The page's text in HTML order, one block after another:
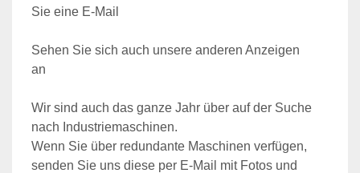
Sie eine E-Mail
Sehen Sie sich auch unsere anderen Anzeigen
an
Wir sind auch das ganze Jahr über auf der Suche
nach Industriemaschinen.
Wenn Sie über redundante Maschinen verfügen,
senden Sie uns diese per E-Mail mit Fotos und